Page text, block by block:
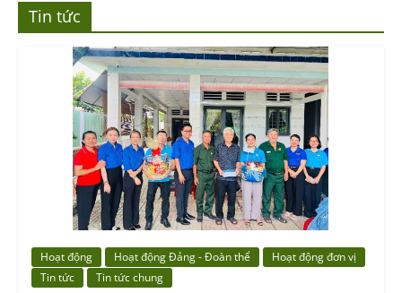
Tin tức
Hoạt động Hoạt động Đảng - Đoàn thể
Hoạt động đơn vị
Tin tức
Tin tức chung